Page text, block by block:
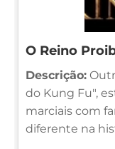
O Reino
Descrição:
do Kung Fu",
marciais com
diferente na